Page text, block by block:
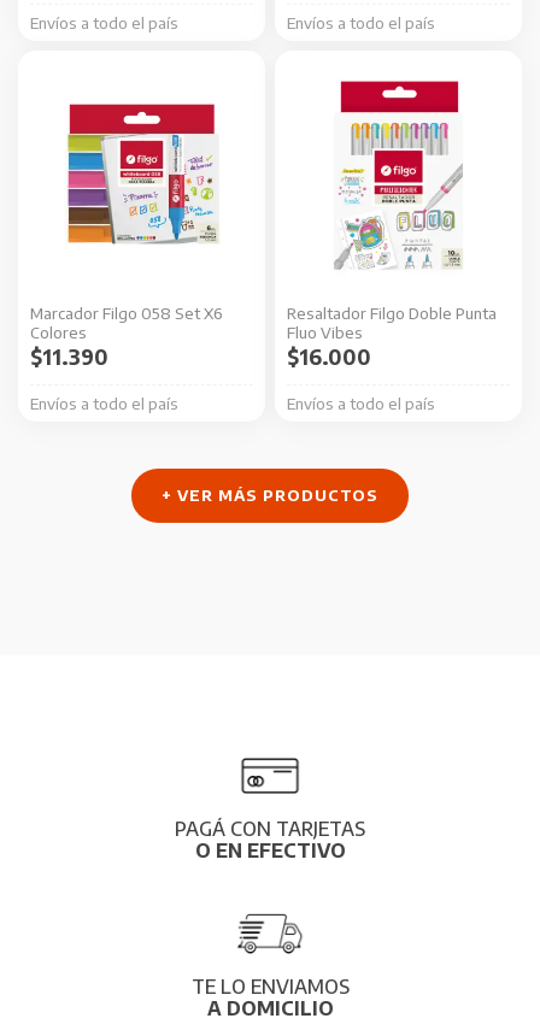
Envíos a todo el país Envíos a todo el país
Marcador Filgo 058 Set X6
Colores
Envíos a todo el país
$11.390
Resaltador Filgo Doble Punta
Fluo Vibes
Envíos a todo el país
$16.000
+ VER MÁS PRODUCTOS
PAGÁ CON TARJETAS
O EN EFECTIVO
TE LO ENVIAMOS
A DOMICILIO